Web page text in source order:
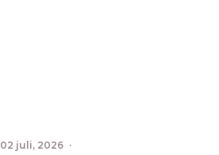
02 juli, 2026 ·